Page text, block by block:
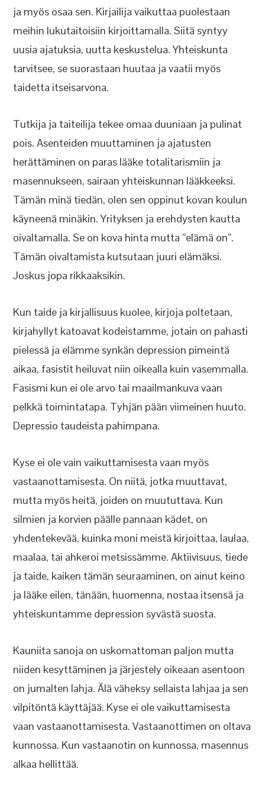
ja myös osaa sen. Kirjailija vaikuttaa puolestaan
meihin lukutaitoisiin kirjoittamalla. Siitä syntyy
uusia ajatuksia, uutta keskustelua. Yhteiskunta
tarvitsee, se suorastaan huutaa ja vaatii myös
taidetta itseisarvona.
Tutkija ja taiteilija tekee omaa duuniaan ja pulinat
pois. Asenteiden muuttaminen ja ajatusten
herättäminen on paras lääke totalitarismiin ja
masennukseen, sairaan yhteiskunnan lääkkeeksi.
Tämän minä tiedän, olen sen oppinut kovan koulun
käyneenä minäkin. Yrityksen ja erehdysten kautta
oivaltamalla. Se on kova hinta mutta ”elämä on”.
Tämän oivaltamista kutsutaan juuri elämäksi.
Joskus jopa rikkaaksikin.
Kun taide ja kirjallisuus kuolee, kirjoja poltetaan,
kirjahyllyt katoavat kodeistamme, jotain on pahasti
pielessä ja elämme synkän depression pimeintä
aikaa, fasistit heiluvat niin oikealla kuin vasemmalla.
Fasismi kun ei ole arvo tai maailmankuva vaan
pelkkä toimintatapa. Tyhjän pään viimeinen huuto.
Depressio taudeista pahimpana.
Kyse ei ole vain vaikuttamisesta vaan myös
vastaanottamisesta. On niitä, jotka muuttavat,
mutta myös heitä, joiden on muututtava. Kun
silmien ja korvien päälle pannaan kädet, on
yhdentekevää, kuinka moni meistä kirjoittaa, laulaa,
maalaa, tai ahkeroi metsissämme. Aktiivisuus, tiede
ja taide, kaiken tämän seuraaminen, on ainut keino
ja lääke eilen, tänään, huomenna, nostaa itsensä ja
yhteiskuntamme depression syvästä suosta.
Kauniita sanoja on uskomattoman paljon mutta
niiden kesyttäminen ja järjestely oikeaan asentoon
on jumalten lahja. Älä väheksy sellaista lahjaa ja sen
vilpitöntä käyttäjää. Kyse ei ole vaikuttamisesta
vaan vastaanottamisesta. Vastaanottimen on oltava
kunnossa. Kun vastaanotin on kunnossa, masennus
alkaa hellittää.